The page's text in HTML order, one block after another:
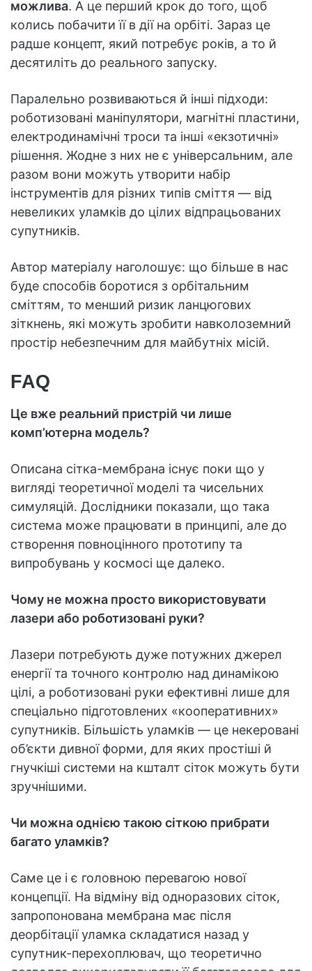
можлива. А це перший крок до того, щоб
колись побачити її в дії на орбіті. Зараз це
радше концепт, який потребує років, а то й
десятиліть до реального запуску.
Паралельно розвиваються й інші підходи:
роботизовані маніпулятори, магнітні пластини,
електродинамічні троси та інші «екзотичні»
рішення. Жодне з них не є універсальним, але
разом вони можуть утворити набір
інструментів для різних типів сміття — від
невеликих уламків до цілих відпрацьованих
супутників.
Автор матеріалу наголошує: що більше в нас
буде способів боротися з орбітальним
сміттям, то менший ризик ланцюгових
зіткнень, які можуть зробити навколоземний
простір небезпечним для майбутніх місій.
FAQ
Це вже реальний пристрій чи лише
комп’ютерна модель?
Описана сітка-мембрана існує поки що у
вигляді теоретичної моделі та чисельних
симуляцій. Дослідники показали, що така
система може працювати в принципі, але до
створення повноцінного прототипу та
випробувань у космосі ще далеко.
Чому не можна просто використовувати
лазери або роботизовані руки?
Лазери потребують дуже потужних джерел
енергії та точного контролю над динамікою
цілі, а роботизовані руки ефективні лише для
спеціально підготовлених «кооперативних»
супутників. Більшість уламків — це некеровані
об’єкти дивної форми, для яких простіші й
гнучкіші системи на кшталт сіток можуть бути
зручнішими.
Чи можна однією такою сіткою прибрати
багато уламків?
Саме це і є головною перевагою нової
концепції. На відміну від одноразових сіток,
запропонована мембрана має після
деорбітації уламка складатися назад у
супутник-перехоплювач, що теоретично